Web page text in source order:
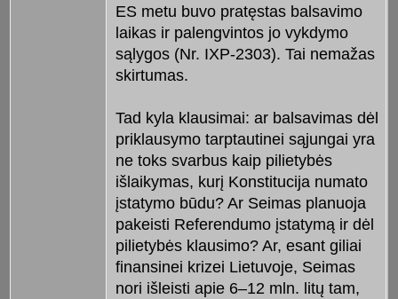
ES metu buvo pratęstas balsavimo
laikas ir palengvintos jo vykdymo
sąlygos (Nr. IXP-2303). Tai nemažas
skirtumas.
Tad kyla klausimai: ar balsavimas dėl
priklausymo tarptautinei sąjungai yra
ne toks svarbus kaip pilietybės
išlaikymas, kurį Konstitucija numato
įstatymo būdu? Ar Seimas planuoja
pakeisti Referendumo įstatymą ir dėl
pilietybės klausimo? Ar, esant giliai
finansinei krizei Lietuvoje, Seimas
nori išleisti apie 6–12 mln. litų tam,